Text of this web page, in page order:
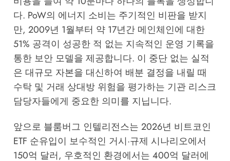
다. PoW의 에너지 소비는 주기적인 비판을 받지
만, 2009년 1월부터 약 17년간 메인체인에 대한
51% 공격이 성공한 적 없는 지속적인 운영 기록을
통한 보안 모델을 제공합니다. 이 중단 없는 실적
은 대규모 자본을 대신하여 배분 결정을 내릴 때
수탁 및 거래 상대방 위험을 평가하는 기관 리스크
담당자들에게 중요한 의미를 지닙니다.
앞으로 블룸버그 인텔리전스는 2026년 비트코인
ETF 순유입이 보수적인 거시·규제 시나리오에서
150억 달러, 우호적인 환경에서는 400억 달러에